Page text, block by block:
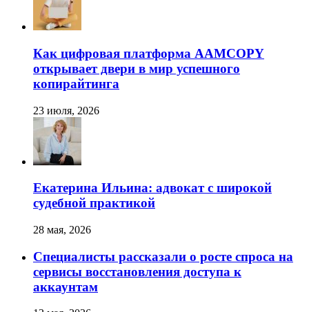
Как цифровая платформа AAMCOPY
открывает двери в мир успешного
копирайтинга
23 июля, 2026
Екатерина Ильина: адвокат с широкой
судебной практикой
28 мая, 2026
Специалисты рассказали о росте спроса на
сервисы восстановления доступа к
аккаунтам